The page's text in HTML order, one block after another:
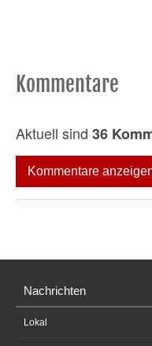
Kommentare
Aktuell sind 36
Kommentare
Nachrichten
Lokal